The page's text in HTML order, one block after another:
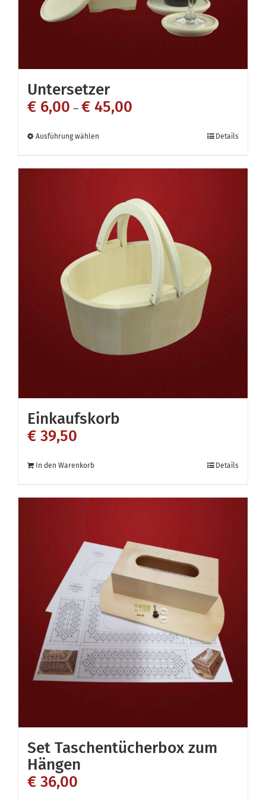
Untersetzer
€ 6,00 – € 45,00
Ausführung wählen
Varianten
auf.
Die
können
auf
Produktseite
Details
Einkaufskorb
€ 39,50
In den Warenkorb Details
Set Taschentücherbox zum
Hängen
€ 36,00